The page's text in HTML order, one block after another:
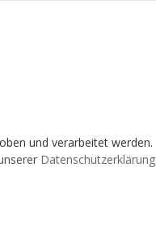
und verarbeitet werden.
Datenschutzerklärung